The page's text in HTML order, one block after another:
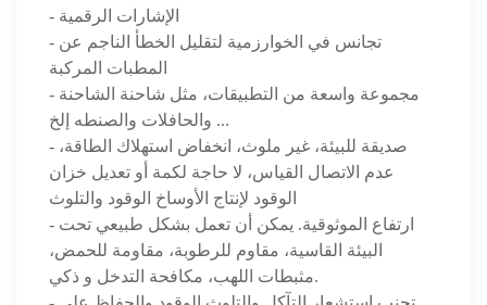
- الإشارات الرقمية
- تجانس في الخوارزمية لتقليل الخطأ الناجم عن
المطبات المركبة
- مجموعة واسعة من التطبيقات، مثل شاحنة الشاحنة
والحافلات والصنطه إلخ ...
- صديقة للبيئة، غير ملوث، انخفاض استهلاك الطاقة،
عدم الاتصال القياس، لا حاجة لكمة أو تعديل خزان
الوقود لإنتاج الأوساخ الوقود والتلوث
- ارتفاع الموثوقية. يمكن أن تعمل بشكل طبيعي تحت
البيئة القاسية، مقاوم للرطوبة، مقاومة للحمض،
مثبطات اللهب، مكافحة التدخل و ذكي.